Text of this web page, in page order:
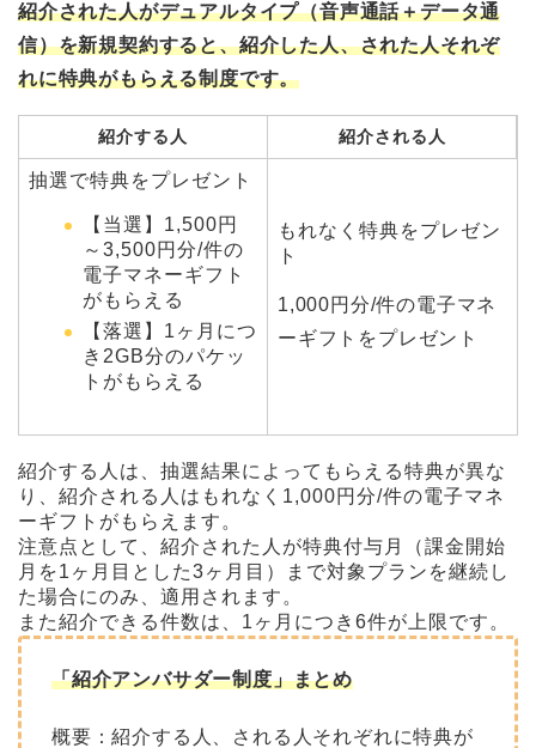
紹介された人がデュアルタイプ（音声通話＋データ通
信）を新規契約すると、紹介した人、された人それぞ
れに特典がもらえる制度です。
紹介する人 紹介される人
抽選で特典をプレゼント
【当選】1,500円
～3,500円分/件の
電子マネーギフト
がもらえる
【落選】1ヶ月につ
き2GB分のパケッ
トがもらえる
もれなく特典をプレゼン
ト
1,000円分/件の電子マネ
ーギフトをプレゼント
紹介する人は、抽選結果によってもらえる特典が異な
り、紹介される人はもれなく1,000円分/件の電子マネ
ーギフトがもらえます。
注意点として、紹介された人が特典付与月（課金開始
月を1ヶ月目とした3ヶ月目）まで対象プランを継続し
た場合にのみ、適用されます。
また紹介できる件数は、1ヶ月につき6件が上限です。
「紹介アンバサダー制度」まとめ
概要：紹介する人、される人それぞれに特典が